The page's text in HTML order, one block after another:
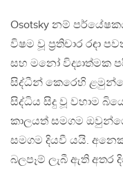
Osotsky නම්
විෂම වූ ප්‍රතිචාර රඳා
සහ මනෝ විද්‍යාත්මක
සිද්ධීන් කෙරෙහි
සිද්ධිය සිදු වූ වහාම
කාලයත් සමගම
සමගම දියවී යයි.
බලපෑම් ලැබී ඇති අතර